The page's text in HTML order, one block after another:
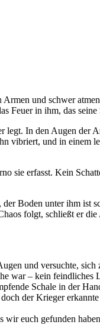
und schwer
Feuer in ihm, das
In den Augen der
vibriert, und in einem
sie erfasst. Kein
Boden unter ihm ist
folgt, schließt er
und versuchte,
war – kein feindliches
Schale in der
der Krieger
euch gefunden